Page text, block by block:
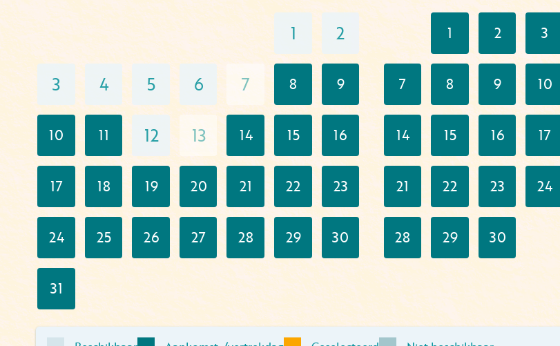
1
2
3 4 5 6 7 8 9
10 11 12 13 14 15 16
17 18 19 20 21 22 23
24 25 26 27 28 29 30
31
1 2 3
7 8 9 10
14 15 16 17
21 22 23 24
28 29 30